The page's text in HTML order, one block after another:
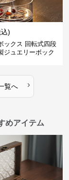
)
ックス 回転式四段
ジュエリーボック
覧へ ›
めアイテム